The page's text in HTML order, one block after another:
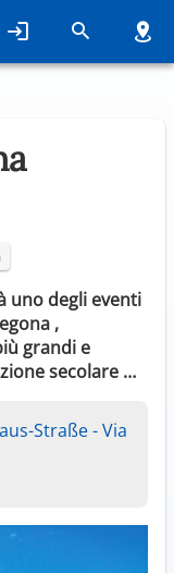
uno degli eventi
,
grandi e
secolare …
Straße - Via